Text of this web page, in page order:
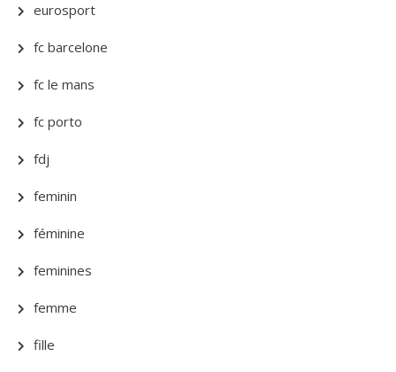
eurosport
fc barcelone
fc le mans
fc porto
fdj
feminin
féminine
feminines
femme
fille